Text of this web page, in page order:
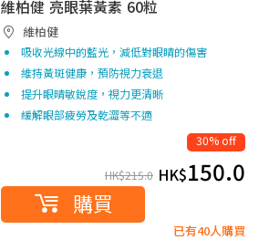
維柏健 亮眼葉黃素 60粒
維柏健
吸收光線中的藍光，減低對眼睛的傷害
維持黃斑健康，預防視力衰退
提升眼晴敏銳度，視力更清晰
緩解眼部疲勞及乾澀等不適
30% off
HK$215.0 HK$150.0
購買
已有40人購買